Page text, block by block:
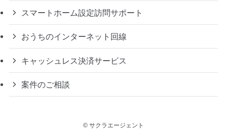
スマートホーム設定訪問サポート
おうちのインターネット回線
キャッシュレス決済サービス
案件のご相談
© サクラエージェント